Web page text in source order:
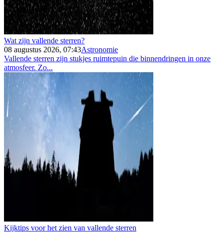
Wat zijn vallende sterren?
08 augustus 2026, 07:43Astronomie
Vallende sterren zijn stukjes ruimtepuin die binnendringen in onze
atmosfeer. Zo...
Kijktips voor het zien van vallende sterren